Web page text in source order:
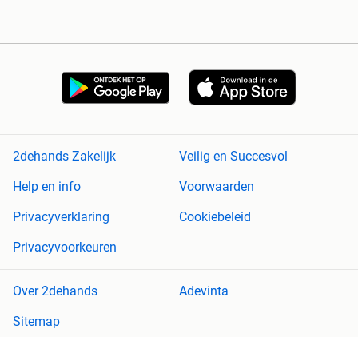
2dehands Zakelijk
Veilig en Succesvol
Help en info
Voorwaarden
Privacyverklaring
Cookiebeleid
Privacyvoorkeuren
Over 2dehands
Adevinta
Sitemap